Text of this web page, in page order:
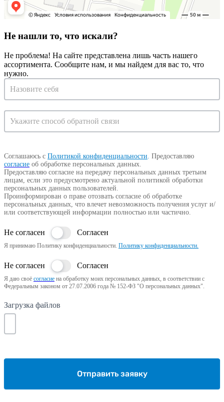
Не нашли то, что искали?
Не проблема! На сайте представлена лишь часть нашего
ассортимента. Сообщите нам, и мы найдем для вас то, что
нужно.
Запрос
на
консультацию
Соглашаюсь с Политикой конфиденциальности Предоставляю
согласие об обработке персональных данных.
Предоставляю согласие на передачу персональных данных третьим
лицам, если это предусмотрено актуальной политикой обработки
персональных данных пользователей.
Проинформирован о праве отозвать согласие об обработке
персональных данных, что влечет невозможность получения услуг и/
или соответствующей информации полностью или частично.
Не согласен Согласен
Я принимаю Политику конфиденциальности. Политику конфиденциальности.
Не согласен Согласен
Я даю своё согласие на обработку моих персональных данных, в соответствии с
Федеральным законом от 27.07.2006 года № 152-ФЗ "О персональных данных".
Загрузка файлов
Отправить заявку